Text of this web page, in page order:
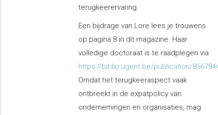
terugkeerervaring.
Een bijdrage van Lore lees je trouwens
op pagina 8 in dit magazine. Haar
volledige doctoraat is te raadplegen via
https://biblio.ugent.be/publication/
Omdat het terugkeeraspect vaak
ontbreekt in de expatpolicy van
ondernemingen en organisaties, mag